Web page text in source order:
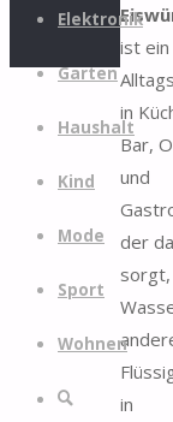
Elektronik
Garten
Haushalt
Kind
Mode
Sport
Wohnen
Suche
ist ein
in
Bar,
und
der
in